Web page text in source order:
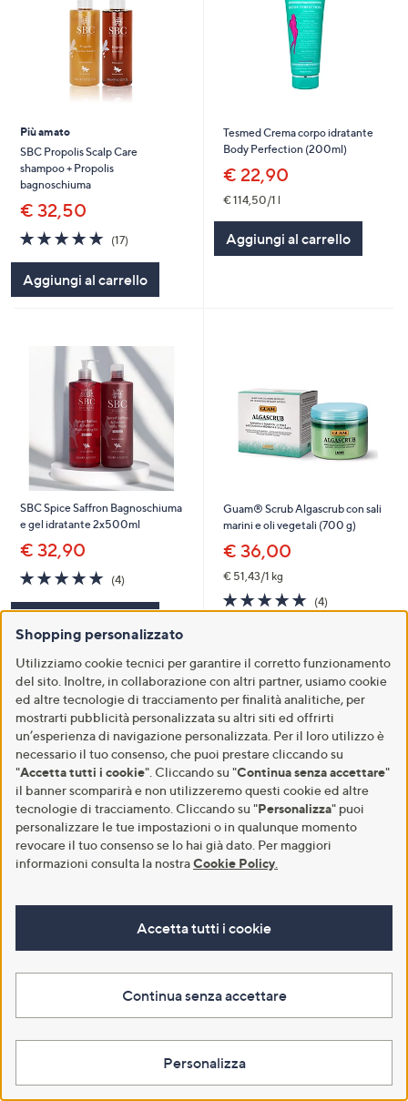
Più amato
SBC Propolis Scalp Care
shampoo + Propolis
bagnoschiuma
€ 32,50
4.8
of
Stars
(17)17
Aggiungi al carrello
Tesmed Crema corpo idratante
Body Perfection (200ml)
€ 22,90
€ 114,50/1 l
Aggiungi al carrello
SBC Spice Saffron Bagnoschiuma
e gel idratante 2x500ml
€ 32,90
4.8
of
5
(4)4
Guam® Scrub Algascrub con sali
marini e oli vegetali (700 g)
€ 36,00
€ 51,43/1 kg
4.8
of
(4)4
Recensioni
SBC Balsamo nutriente multiuso
€ 22,50
of Recensioni
Aggiungi al carrello
Margaret Dabbs London Siero
€ 39,90
€ 199,50/1 l
of Recensioni
Aggiungi al carrello
Shopping personalizzato
Utilizziamo cookie tecnici per garantire il corretto funzionamento
del sito. Inoltre, in collaborazione con altri partner, usiamo cookie
ed altre tecnologie di tracciamento per finalità analitiche, per
mostrarti pubblicità personalizzata su altri siti ed offrirti
un’esperienza di navigazione personalizzata. Per il loro utilizzo è
necessario il tuo consenso, che puoi prestare cliccando su
"Accetta tutti i cookie". Cliccando su "Continua senza accettare"
il banner scomparirà e non utilizzeremo questi cookie ed altre
tecnologie di tracciamento. Cliccando su "Personalizza" puoi
personalizzare le tue impostazioni o in qualunque momento
revocare il tuo consenso se lo hai già dato. Per maggiori
informazioni consulta la nostraCookie Policy
Accetta tutti i cookie
Continua senza accettare
Personalizza